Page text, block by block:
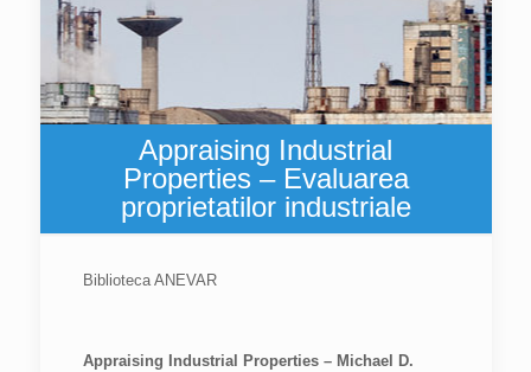
Appraising Industrial
Properties – Evaluarea
proprietatilor industriale
Biblioteca ANEVAR
Appraising Industrial Properties – Michael D.